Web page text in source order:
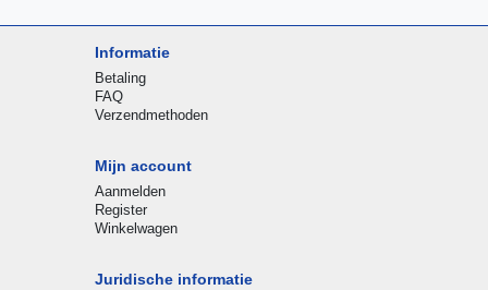
Informatie
Betaling
FAQ
Verzendmethoden
Mijn account
Aanmelden
Register
Winkelwagen
Juridische informatie